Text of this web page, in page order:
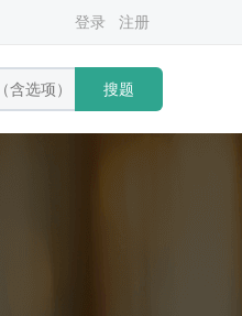
登录 注册
搜题